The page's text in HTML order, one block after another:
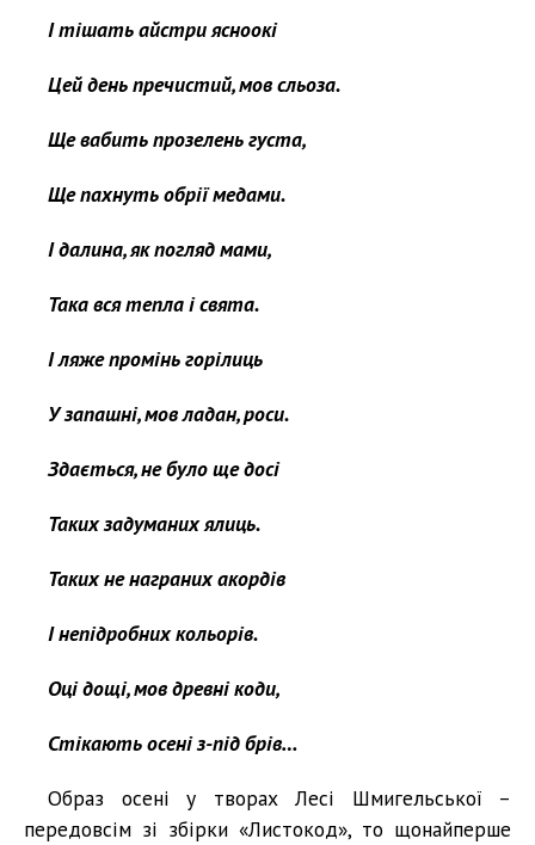
І тішать айстри ясноокі
Цей день пречистий, мов сльоза.
Ще вабить прозелень густа,
Ще пахнуть обрії медами.
І далина, як погляд мами,
Така вся тепла і свята.
І ляже промінь горілиць
У запашні, мов ладан, роси.
Здається, не було ще досі
Таких задуманих ялиць.
Таких не награних акордів
І непідробних кольорів.
Оці дощі, мов древні коди,
Стікають осені з-під брів…
Образ осені у творах Лесі Шмигельської –
передовсім зі збірки «Листокод», то щонайперше